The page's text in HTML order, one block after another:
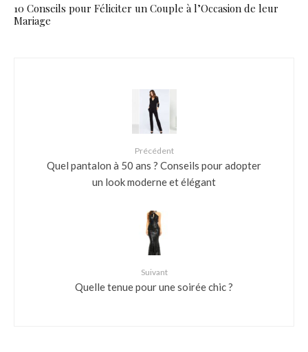
10 Conseils pour Féliciter un Couple à l’Occasion de leur
Mariage
Précédent
Quel pantalon à 50 ans ? Conseils pour adopter
un look moderne et élégant
Suivant
Quelle tenue pour une soirée chic ?